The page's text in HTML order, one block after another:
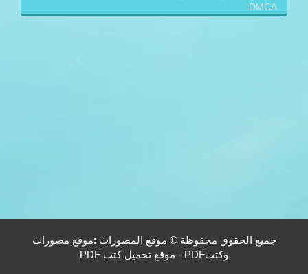
DMCA
جميع الحقوق محفوظة © موقع المصورات :موقع مصورات
وكتبPDF - موقع تحميل كتب PDF